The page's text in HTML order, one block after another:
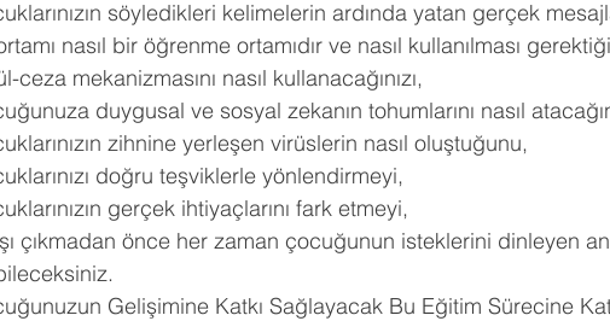
söyledikleri kelimelerin ardında yatan gerçek
nasıl bir öğrenme ortamıdır ve nasıl kullanılması
ceza mekanizmasını nasıl kullanacağınızı,
duygusal ve sosyal zekanın tohumlarını nasıl
zihnine yerleşen virüslerin nasıl oluştuğunu,
doğru teşviklerle yönlendirmeyi,
gerçek ihtiyaçlarını fark etmeyi,
çıkmadan önce her zaman çocuğunun isteklerini dinleyen
Gelişimine Katkı Sağlayacak Bu Eğitim Sürecine